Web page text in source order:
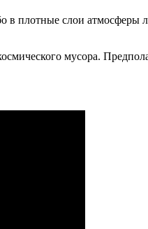
плотные слои атмосферы
мусора.